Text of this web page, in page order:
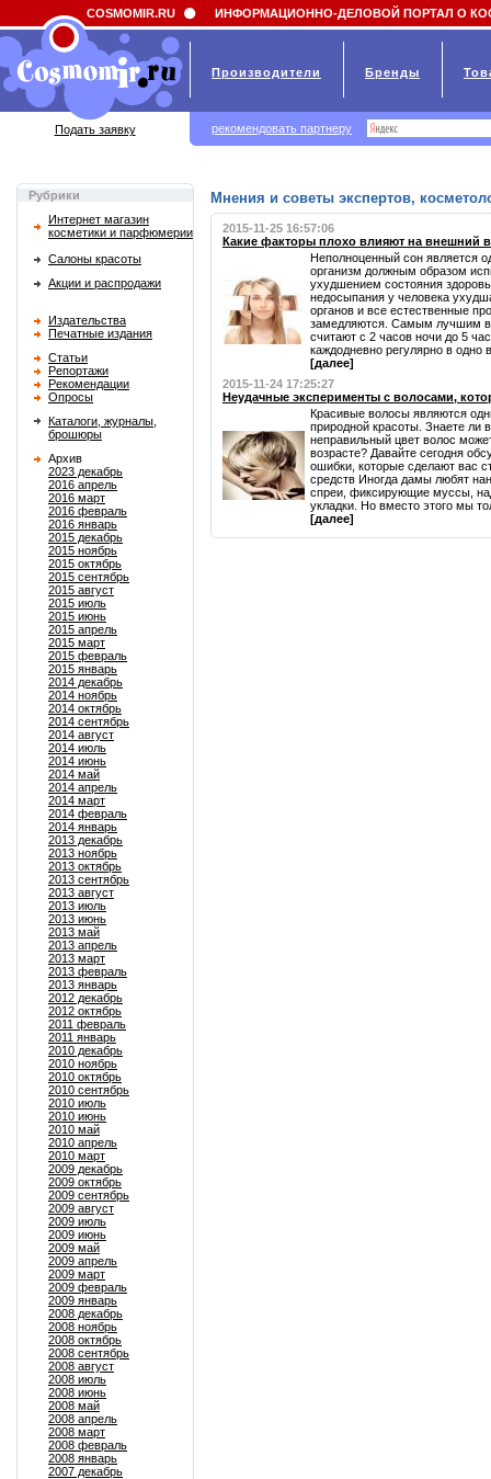
Field 'news_title' doesn't have a default value
Рубрики
Интернет магазин
косметики и парфюмерии
Салоны красоты
Акции и распродажи
Издательства
Печатные издания
Статьи
Репортажи
Рекомендации
Опросы
Каталоги, журналы,
брошюры
Архив
2023 декабрь
2016 апрель
2016 март
2016 февраль
2016 январь
2015 декабрь
2015 ноябрь
2015 октябрь
2015 сентябрь
2015 август
2015 июль
2015 июнь
2015 апрель
2015 март
2015 февраль
2015 январь
2014 декабрь
2014 ноябрь
2014 октябрь
2014 сентябрь
2014 август
2014 июль
2014 июнь
2014 май
2014 апрель
2014 март
2014 февраль
2014 январь
2013 декабрь
2013 ноябрь
2013 октябрь
2013 сентябрь
2013 август
2013 июль
2013 июнь
2013 май
2013 апрель
2013 март
2013 февраль
2013 январь
2012 декабрь
2012 октябрь
2011 февраль
2011 январь
2010 декабрь
2010 ноябрь
2010 октябрь
2010 сентябрь
2010 июль
2010 июнь
2010 май
2010 апрель
2010 март
2009 декабрь
2009 октябрь
2009 сентябрь
2009 август
2009 июль
2009 июнь
2009 май
2009 апрель
2009 март
2009 февраль
2009 январь
2008 декабрь
2008 ноябрь
2008 октябрь
2008 сентябрь
2008 август
2008 июль
2008 июнь
2008 май
2008 апрель
2008 март
2008 февраль
2008 январь
2007 декабрь
Мнения и советы экспертов,
2015-11-25 16:57:06
Какие факторы плохо влияют на внешний
Неполноценный сон является
организм должным образом
ухудшением состояния
недосыпания у человека
органов и все естественные
замедляются. Самым лучшим
считают с 2 часов ночи до 5
каждодневно регулярно в одно
[далее]
2015-11-24 17:25:27
Неудачные эксперименты с волосами,
Красивые волосы являются
природной красоты. Знаете ли
неправильный цвет волос
возрасте? Давайте сегодня
ошибки, которые сделают вас
средств Иногда дамы любят
спреи, фиксирующие муссы,
укладки. Но вместо этого мы
[далее]
COSMOMIR.RU ИНФОРМАЦИОННО-ДЕЛОВОЙ ПОРТАЛ О
Производители Бренды
Подать заявку рекомендовать партнеру